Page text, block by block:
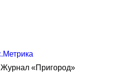
Журнал «Пригород»